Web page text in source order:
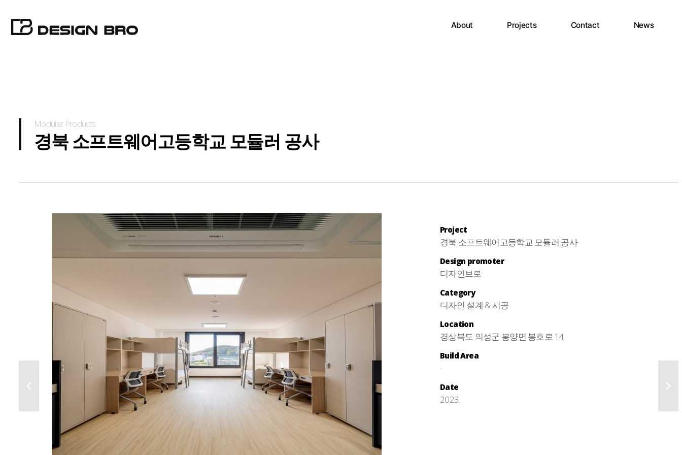
About Projects Contact News
Modular Products
경북 소프트웨어고등학교 모듈러 공사
Project
경북 소프트웨어고등학교 모듈러 공사
Design promoter
디자인브로
Category
디자인 설계 & 시공
Location
경상북도 의성군 봉양면 봉호로 14
Build Area
-
Date
2023.